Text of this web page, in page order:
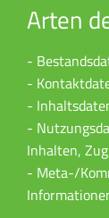
Arten
-
-
-
-
Inhalten,
- Meta-/